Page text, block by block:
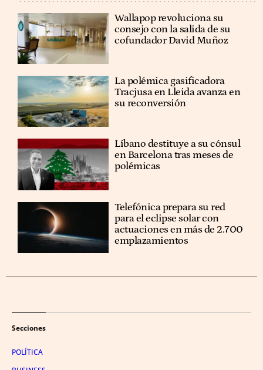
Wallapop revoluciona su
consejo con la salida de su
cofundador David Muñoz
La polémica gasificadora
Tracjusa en Lleida avanza en
su reconversión
Líbano destituye a su cónsul
en Barcelona tras meses de
polémicas
Telefónica prepara su red
para el eclipse solar con
actuaciones en más de 2.700
emplazamientos
Secciones
POLÍTICA